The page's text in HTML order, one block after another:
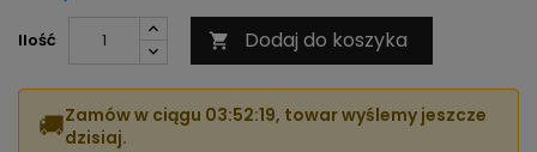
Ilość  Dodaj do koszyka
🚚Zamów w ciągu 03:52:19, towar wyślemy jeszcze
dzisiaj.